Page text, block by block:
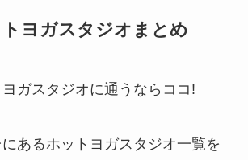
ヨガスタジオまとめ
ガスタジオに通うならココ!
あるホットヨガスタジオ一覧を